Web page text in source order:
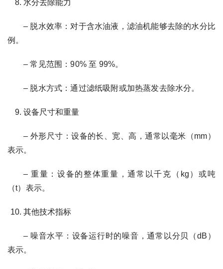
水分去除能力
– 脱水效率：对于含水油液，滤油机能够去除的水分比
例。
– 常见范围：90% 至 99%。
– 脱水方式：通过滤纸吸附或加热蒸发去除水分。
设备尺寸和重量
– 外形尺寸：设备的长、宽、高，通常以毫米（mm）
表示。
– 重量：设备的整体重量，通常以千克（kg）或吨
（t）表示。
其他技术指标
– 噪音水平：设备运行时的噪音，通常以分贝（dB）
表示。